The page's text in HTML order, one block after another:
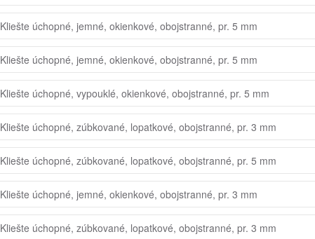
Kliešte úchopné, jemné, okienkové, obojstranné, pr. 5 mm
Kliešte úchopné, jemné, okienkové, obojstranné, pr. 5 mm
Kliešte úchopné, vypouklé, okienkové, obojstranné, pr. 5 mm
Kliešte úchopné, zúbkované, lopatkové, obojstranné, pr. 3 mm
Kliešte úchopné, zúbkované, lopatkové, obojstranné, pr. 5 mm
Kliešte úchopné, jemné, okienkové, obojstranné, pr. 3 mm
Kliešte úchopné, zúbkované, lopatkové, obojstranné, pr. 3 mm